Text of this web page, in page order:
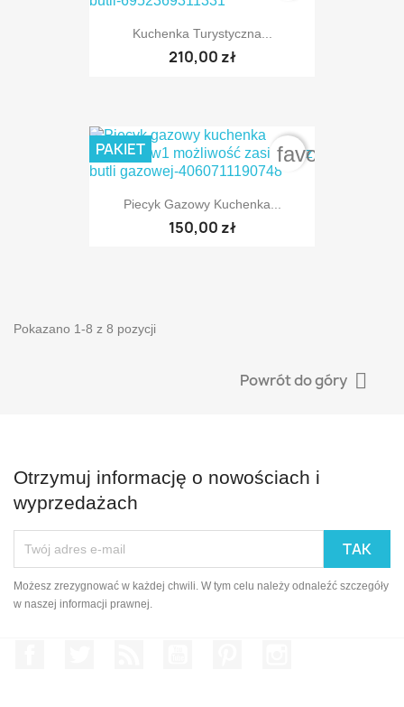
Kuchenka Turystyczna...
210,00 zł
Piecyk Gazowy Kuchenka...
150,00 zł
PAKIET
Pokazano 1-8 z 8 pozycji
Powrót do góry 
Otrzymuj informację o nowościach i
wyprzedażach
Możesz zrezygnować w każdej chwili. W tym celu należy odnaleźć szczegóły
w naszej informacji prawnej.